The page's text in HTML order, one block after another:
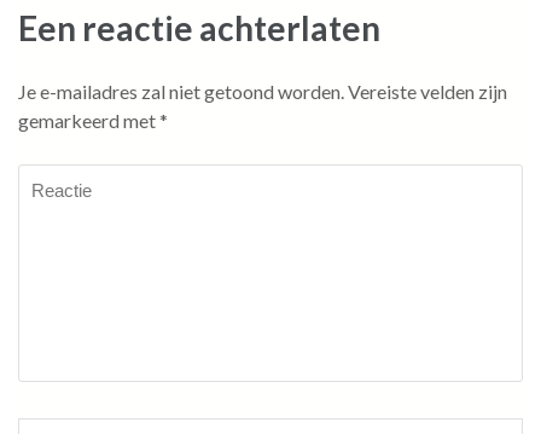
Een reactie achterlaten
Je e-mailadres zal niet getoond worden.Vereiste velden zijn
gemarkeerd met*